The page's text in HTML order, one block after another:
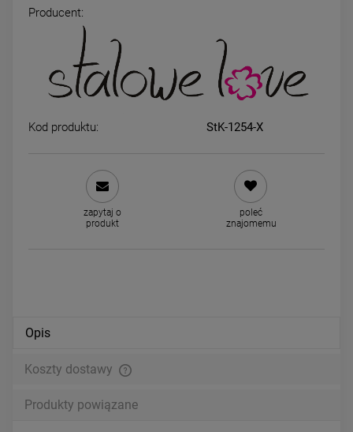
STAL CHIRURGICZNA
wiszące dwa kółka czarny
środek
59,00 zł
Kolczyki STAL
bigiel szerszy dół 1,5 cm
Producent:
Kod produktu: StK-1254-X
zapytaj o
produkt
poleć
znajomemu
Opis
Koszty dostawy
Produkty powiązane